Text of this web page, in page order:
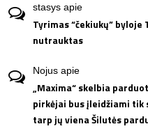
stasys apie
Tyrimas “čekiukų”
nutrauktas
Nojus apie
„Maxima“ skelbia
pirkėjai bus įleidžiami tik
tarp jų viena Šilutės